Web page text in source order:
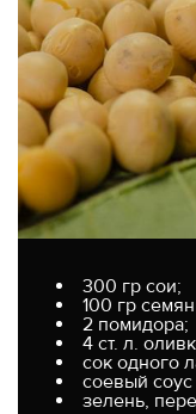
300 гр сои;
100 гр
2 помидора;
4 ст. л.
сок одного
соевый соус
зелень,